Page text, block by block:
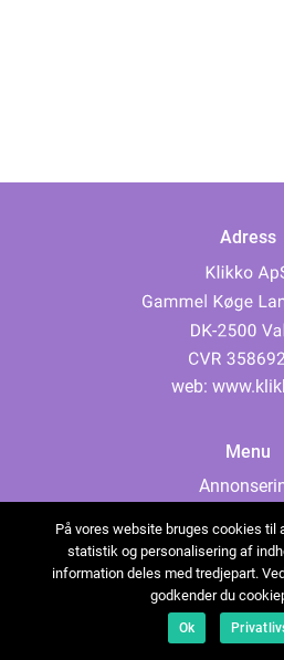
Adress
web:
Menu
Cookies
Kontakta
Sitemap
På vores website bruges cookies til
statistik og personalisering af
information deles med tredjepart.
godkender du
Ok